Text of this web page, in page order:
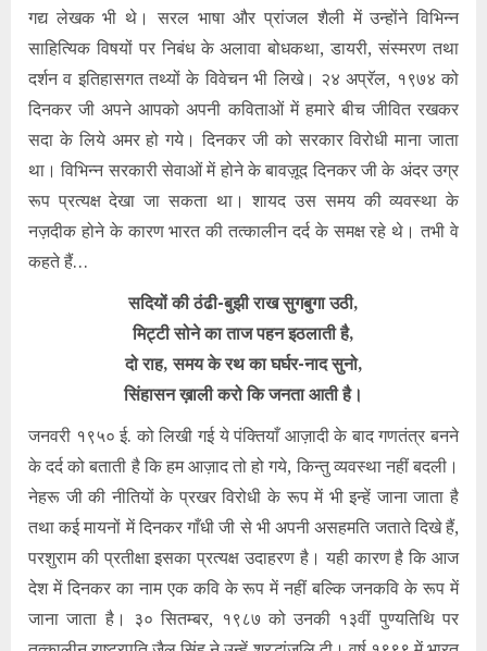
गद्य लेखक भी थे। सरल भाषा और प्रांजल शैली में उन्होंने विभिन्न
साहित्यिक विषयों पर निबंध के अलावा बोधकथा, डायरी, संस्मरण तथा
दर्शन व इतिहासगत तथ्यों के विवेचन भी लिखे। २४ अप्रॅल, १९७४ को
दिनकर जी अपने आपको अपनी कविताओं में हमारे बीच जीवित रखकर
सदा के लिये अमर हो गये। दिनकर जी को सरकार विरोधी माना जाता
था। विभिन्‍न सरकारी सेवाओं में होने के बावज़ूद दिनकर जी के अंदर उग्र
रूप प्रत्‍यक्ष देखा जा सकता था। शायद उस समय की व्‍यवस्‍था के
नज़दीक होने के कारण भारत की तत्कालीन दर्द के समक्ष रहे थे। तभी वे
कहते हैं…
सदियों की ठंढी-बुझी राख सुगबुगा उठी,
मिट्टी सोने का ताज पहन इठलाती है,
दो राह, समय के रथ का घर्घर-नाद सुनो,
सिंहासन ख़ाली करो कि जनता आती है।
जनवरी १९५० ई. को लिखी गई ये पंक्तियाँ आज़ादी के बाद गणतंत्र बनने
के दर्द को बताती है कि हम आज़ाद तो हो गये, किन्‍तु व्‍यवस्‍था नहीं बदली।
नेहरू जी की नीतियों के प्रखर विरोधी के रूप में भी इन्‍हें जाना जाता है
तथा कई मायनों में दिनकर गाँधी जी से भी अपनी असहमति जताते दिखे हैं,
परशुराम की प्रतीक्षा इसका प्रत्‍यक्ष उदाहरण है। यही कारण है कि आज
देश में दिनकर का नाम एक कवि के रूप में नहीं बल्कि जनकवि के रूप में
जाना जाता है। ३० सितम्बर, १९८७ को उनकी १३वीं पुण्यतिथि पर